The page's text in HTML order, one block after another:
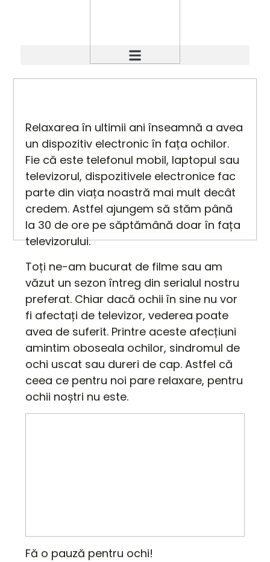
Relaxarea în ultimii ani înseamnă a avea
un dispozitiv electronic în fața ochilor.
Fie că este telefonul mobil, laptopul sau
televizorul, dispozitivele electronice fac
parte din viața noastră mai mult decât
credem. Astfel ajungem să stăm până
la 30 de ore pe săptămână doar în fața
televizorului.
Toți ne-am bucurat de filme sau am
văzut un sezon întreg din serialul nostru
preferat. Chiar dacă ochii în sine nu vor
fi afectați de televizor, vederea poate
avea de suferit. Printre aceste afecțiuni
amintim oboseala ochilor, sindromul de
ochi uscat sau dureri de cap. Astfel că
ceea ce pentru noi pare relaxare, pentru
ochii noștri nu este.
Fă o pauză pentru ochi!